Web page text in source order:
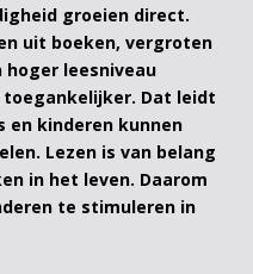
groeien direct.
uit boeken, vergroten
hoger leesniveau
Dat leidt
kinderen kunnen
Lezen is van belang
in het leven. Daarom
te stimuleren in